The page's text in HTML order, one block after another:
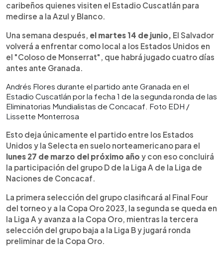
caribeños quienes visiten el Estadio Cuscatlán para
medirse a la Azul y Blanco.
Una semana después, el martes 14 de junio, El Salvador
volverá a enfrentar como local a los Estados Unidos en
el "Coloso de Monserrat", que habrá jugado cuatro días
antes ante Granada.
Andrés Flores durante el partido ante Granada en el
Estadio Cuscatlán por la fecha 1 de la segunda ronda de las
Eliminatorias Mundialistas de Concacaf. Foto EDH /
Lissette Monterrosa
Esto deja únicamente el partido entre los Estados
Unidos y la Selecta en suelo norteamericano para el
lunes 27 de marzo del próximo año y con eso concluirá
la participación del grupo D de la Liga A de la Liga de
Naciones de Concacaf.
La primera selección del grupo clasificará al Final Four
del torneo y a la Copa Oro 2023, la segunda se queda en
la Liga A y avanza a la Copa Oro, mientras la tercera
selección del grupo baja a la Liga B y jugará ronda
preliminar de la Copa Oro.